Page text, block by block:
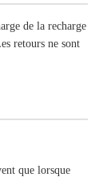
de la recharge
retours ne sont
que lorsque